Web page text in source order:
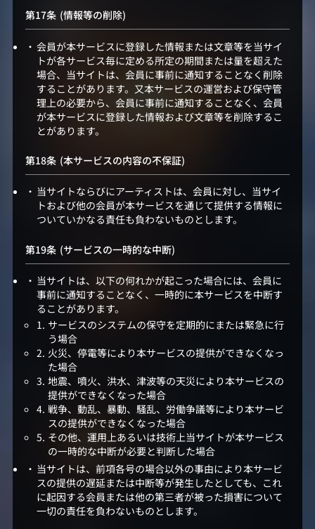
(情報等の削除)
会員が本サービスに登録した情報または文章等を当サイ
トが各サービス毎に定める所定の期間または量を超えた
場合、当サイトは、会員に事前に通知することなく削除
することがあります。又本サービスの運営および保守管
理上の必要から、会員に事前に通知することなく、会員
が本サービスに登録した情報および文章等を削除するこ
とがあります。
(本サービスの内容の不保証)
当サイトならびにアーティストは、会員に対し、当サイ
トおよび他の会員が本サービスを通じて提供する情報に
ついていかなる責任も負わないものとします。
(サービスの一時的な中断)
当サイトは、以下の何れかが起こった場合には、会員に
事前に通知することなく、一時的に本サービスを中断す
ることがあります。
サービスのシステムの保守を定期的にまたは緊急に行
う場合
火災、停電等により本サービスの提供ができなくなっ
た場合
地震、噴火、洪水、津波等の天災により本サービスの
提供ができなくなった場合
戦争、動乱、暴動、騒乱、労働争議等により本サービ
スの提供ができなくなった場合
その他、運用上あるいは技術上当サイトが本サービス
の一時的な中断が必要と判断した場合
当サイトは、前項各号の場合以外の事由により本サービ
スの提供の遅延または中断等が発生したとしても、これ
に起因する会員または他の第三者が被った損害について
一切の責任を負わないものとします。